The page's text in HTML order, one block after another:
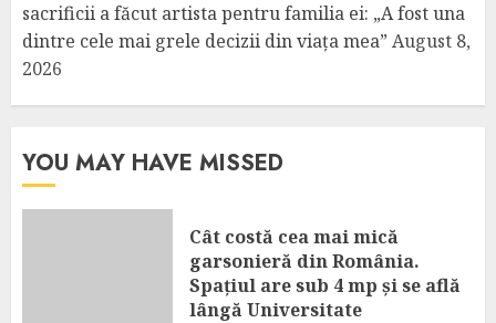
sacrificii a făcut artista pentru familia ei: „A fost una
dintre cele mai grele decizii din viața mea” August 8,
2026
YOU MAY HAVE MISSED
Cât costă cea mai mică
garsonieră din România.
Spațiul are sub 4 mp și se află
lângă Universitate